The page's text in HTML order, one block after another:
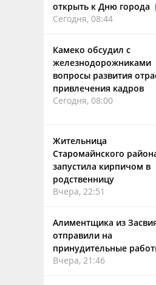
открыть к Дню города
Сегодня, 08:44
Камеко обсудил с
железнодорожниками
вопросы развития
привлечения кадров
Сегодня, 08:00
Жительница
Старомайнского
запустила кирпичом в
родственницу
Вчера, 22:51
Алиментщика из
отправили на
принудительные
Вчера, 21:46